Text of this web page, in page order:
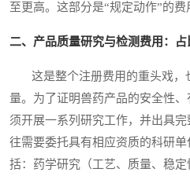
至更高。这部分是“规定动作”的费
二、产品质量研究与检测费用：
这是整个注册费用的重头戏，
量。为了证明兽药产品的安全性
须开展一系列研究工作，并出具
往需要委托具有相应资质的科研
括：药学研究（工艺、质量、稳